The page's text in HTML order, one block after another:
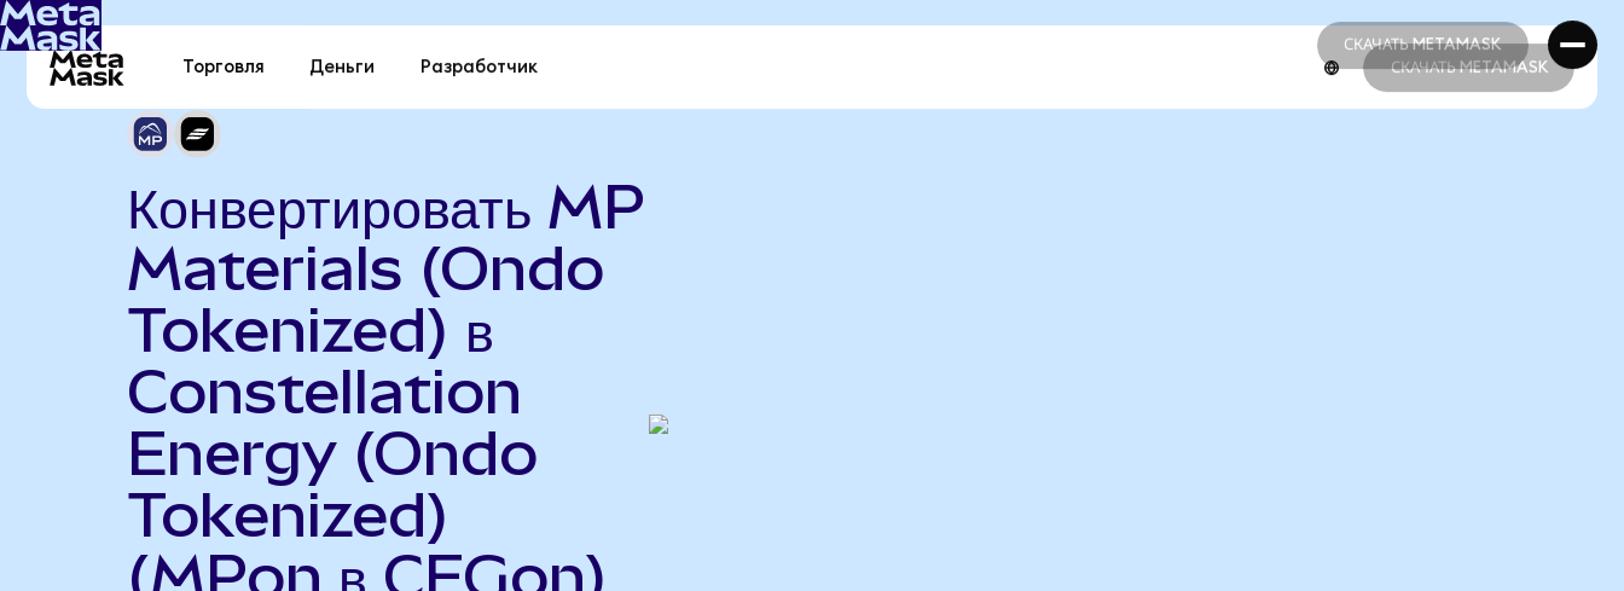
СКАЧАТЬ METAMASK
СКАЧАТЬ METAMASK
Торговля Деньги Разработчик СКАЧАТЬ METAMASK
Конвертировать MP
Materials (Ondo
Tokenized) в
Constellation
Energy (Ondo
Tokenized)
(MPon в CEGon)